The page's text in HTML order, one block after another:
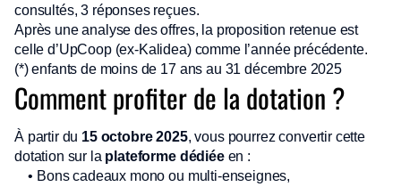
consultés, 3 réponses reçues.
Après une analyse des offres, la proposition retenue est
celle d’UpCoop (ex-Kalidea) comme l’année précédente.
(*) enfants de moins de 17 ans au 31 décembre 2025
Comment profiter de la dotation ?
À partir du 15 octobre 2025, vous pourrez convertir cette
dotation sur la plateforme dédiéeen :
• Bons cadeaux mono ou multi-enseignes,